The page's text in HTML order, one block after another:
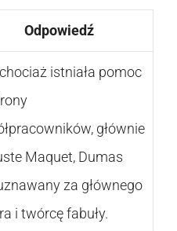
Odpowiedź
istniała pomoc
głównie
Maquet, Dumas
za głównego
i twórcę fabuły.